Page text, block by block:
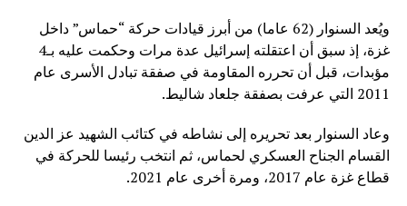
ويُعد السنوار (62 عاما) من أبرز قيادات حركة “حماس” داخل
غزة، إذ سبق أن اعتقلته إسرائيل عدة مرات وحكمت عليه بـ4
مؤبدات، قبل أن تحرره المقاومة في صفقة تبادل الأسرى عام
2011 التي عرفت بصفقة جلعاد شاليط.
وعاد السنوار بعد تحريره إلى نشاطه في كتائب الشهيد عز الدين
القسام الجناح العسكري لحماس، ثم انتخب رئيسا للحركة في
قطاع غزة عام 2017، ومرة أخرى عام 2021.